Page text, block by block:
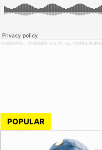
VHSMAG · VHSMIX vol.31 by YUNGJINNN
POPULAR